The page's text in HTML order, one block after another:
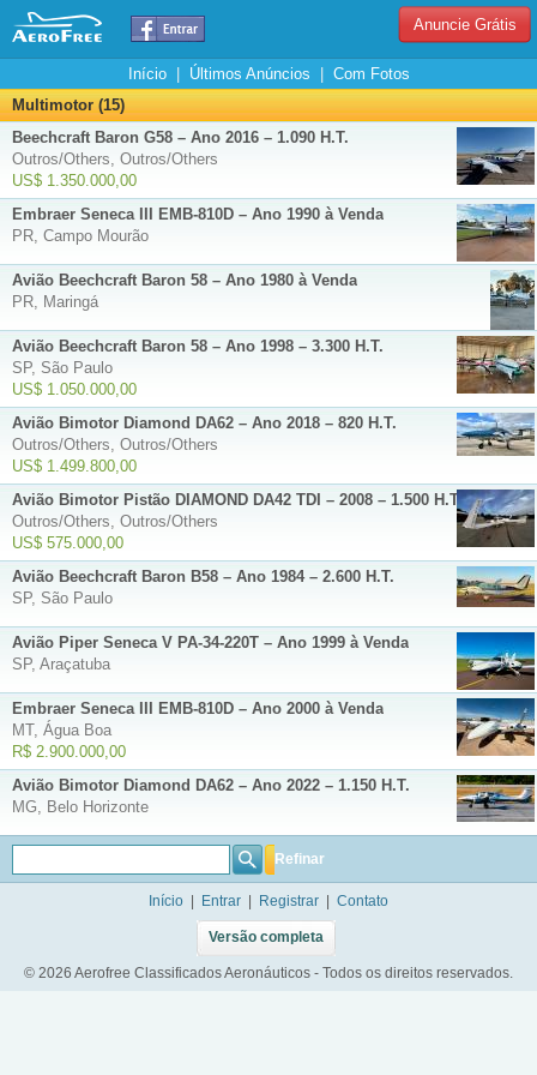
Anuncie Grátis
Início| Últimos Anúncios
Com Fotos
Multimotor (15)
Beechcraft Baron G58 – Ano 2016 – 1.090 H.T.
Outros/Others, Outros/Others
US$ 1.350.000,00
Embraer Seneca III EMB-810D – Ano 1990 à Venda
PR, Campo Mourão
Avião Beechcraft Baron 58 – Ano 1980 à Venda
PR, Maringá
Avião Beechcraft Baron 58 – Ano 1998 – 3.300 H.T.
SP, São Paulo
US$ 1.050.000,00
Avião Bimotor Diamond DA62 – Ano 2018 – 820 H.T.
Outros/Others, Outros/Others
US$ 1.499.800,00
Avião Bimotor Pistão DIAMOND DA42 TDI – 2008 – 1.500 H.T.
Outros/Others, Outros/Others
US$ 575.000,00
Avião Beechcraft Baron B58 – Ano 1984 – 2.600 H.T.
SP, São Paulo
Avião Piper Seneca V PA-34-220T – Ano 1999 à Venda
SP, Araçatuba
Embraer Seneca III EMB-810D – Ano 2000 à Venda
MT, Água Boa
R$ 2.900.000,00
Avião Bimotor Diamond DA62 – Ano 2022 – 1.150 H.T.
MG, Belo Horizonte
Refinar
Início Entrar Registrar Contato
Versão completa
© 2026 Aerofree Classificados Aeronáuticos - Todos os direitos reservados.